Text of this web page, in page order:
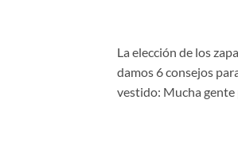
La elección de los
damos 6 consejos
vestido: Mucha gente